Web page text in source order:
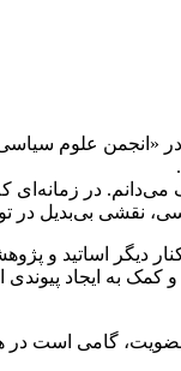
«انجمن علوم
در زمانه‌ای
نقشی بی‌بدیل در
دیگر اساتید و
به ایجاد پیوندی
عضویت، گامی است